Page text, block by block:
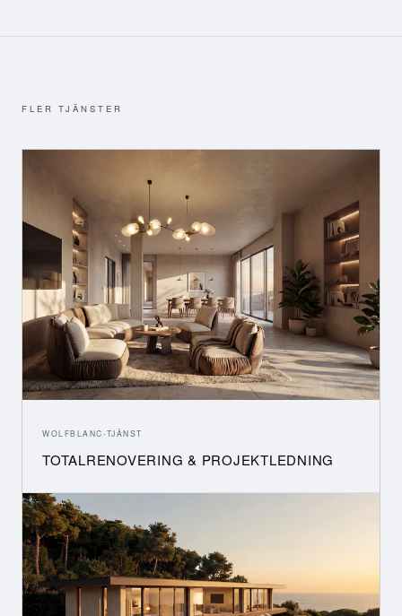
FLER TJÄNSTER
WOLFBLANC-TJÄNST
TOTALRENOVERING & PROJEKTLEDNING